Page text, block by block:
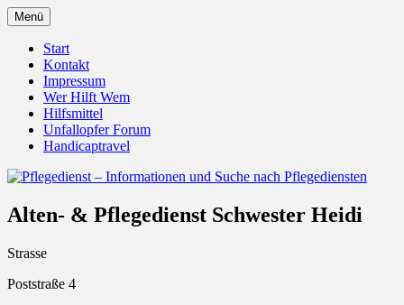
Zum
Inhalt
springen
Pflegedienst – Informationen
und Suche nach Pflegediensten
Unfallopfer – Hilfswerk
Menü
Start
Kontakt
Impressum
Wer Hilft Wem
Hilfsmittel
Unfallopfer Forum
Handicaptravel
Alten- & Pflegedienst Schwester Heidi
Strasse
Poststraße 4